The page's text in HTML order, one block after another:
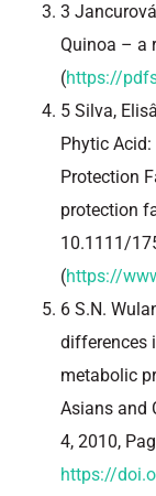
3
Quinoa – a
(https://
5 Silva,
Phytic
Protection
protection
10.1111/
(https://
6 S.N.
differences
metabolic
Asians and
4, 2010,
https://